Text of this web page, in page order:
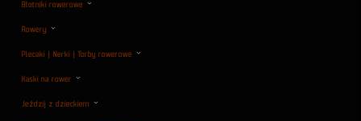
Błotniki rowerowe
Rowery
Plecaki | Nerki | Torby rowerowe
Kaski na rower
Jeździj z dzieckiem